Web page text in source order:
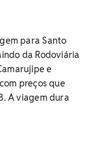
para Santo
da Rodoviária
e
preços que
A viagem dura